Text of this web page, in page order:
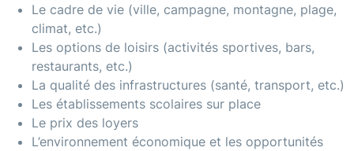
Le cadre de vie (ville, campagne, montagne, plage,
climat, etc.)
Les options de loisirs (activités sportives, bars,
restaurants, etc.)
La qualité des infrastructures (santé, transport, etc.)
Les établissements scolaires sur place
Le prix des loyers
L’environnement économique et les opportunités